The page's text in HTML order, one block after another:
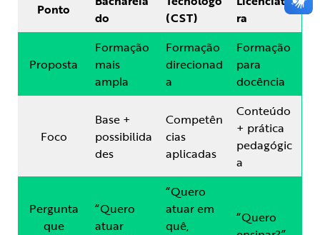
Ponto
do
(CST)
ra
Proposta
Formação
mais
ampla
Formação
direcionad
a
Formação
para
docência
Foco
Base +
possibilida
des
Competên
cias
aplicadas
Conteúdo
+ prática
pedagógic
a
Pergunta
que
“Quero
atuar
“Quero
atuar em
quê,
“Quero